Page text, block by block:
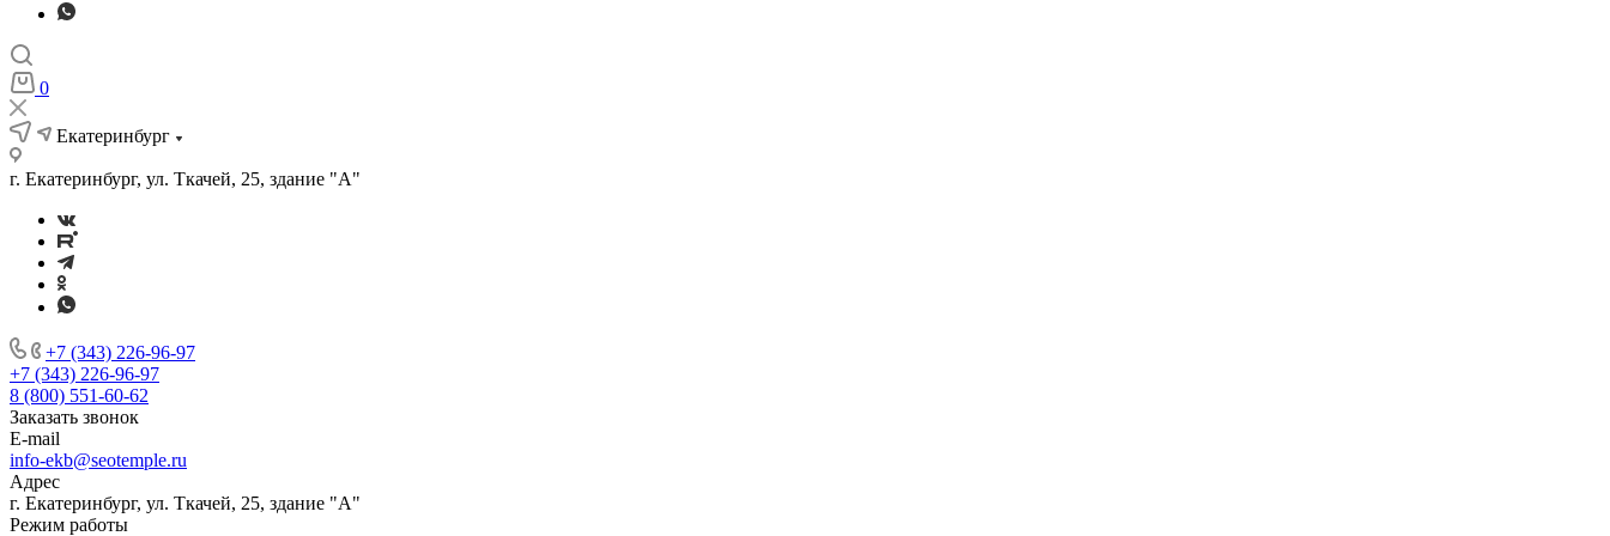
0
Екатеринбург
г. Екатеринбург, ул. Ткачей, 25, здание "А"
+7 (343) 226-96-97
+7 (343) 226-96-97
8 (800) 551-60-62
Заказать звонок
E-mail
info-ekb@seotemple.ru
Адрес
г. Екатеринбург, ул. Ткачей, 25, здание "А"
Режим работы